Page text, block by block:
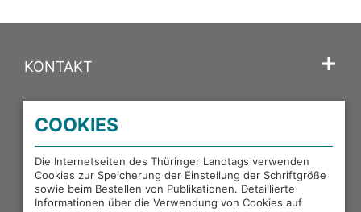
KONTAKT
PORTALE DES THÜRINGER LANDTAGS
EXTERNE LINKS
COOKIES
Die Internetseiten des Thüringer Landtags verwenden
Cookies zur Speicherung der Einstellung der Schriftgröße
sowie beim Bestellen von Publikationen. Detaillierte
Informationen über die Verwendung von Cookies auf